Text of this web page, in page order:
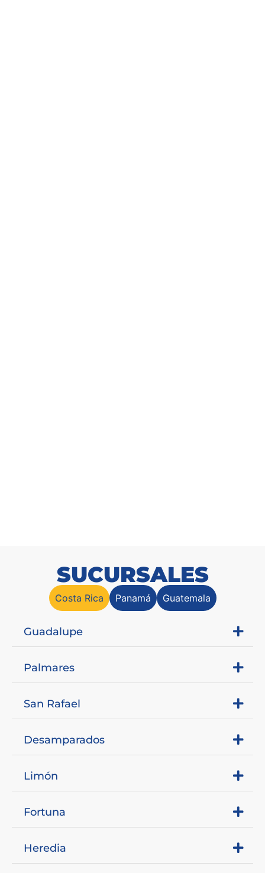
SUCURSALES
Costa Rica Panamá Guatemala
Guadalupe
Palmares
San Rafael
Desamparados
Limón
Fortuna
Heredia